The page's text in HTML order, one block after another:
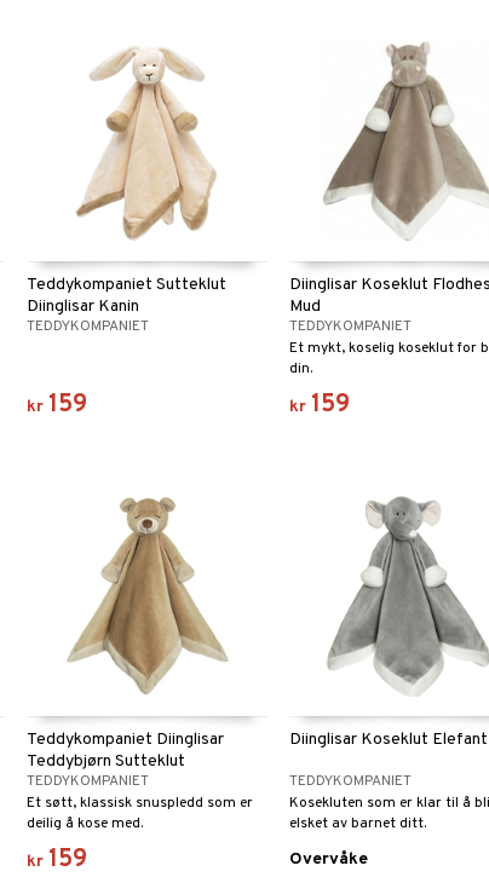
Teddykompaniet Sutteklut
Diinglisar Kanin
TEDDYKOMPANIET
kr 159
Diinglisar Koseklut
Mud
TEDDYKOMPANIET
Et mykt, koselig koseklut for
din.
kr 159
Teddykompaniet Diinglisar
Teddybjørn Sutteklut
TEDDYKOMPANIET
Et søtt, klassisk snuspledd som er
deilig å kose med.
kr 159
Diinglisar Koseklut Elefant
TEDDYKOMPANIET
Kosekluten som er klar til å bli
elsket av barnet ditt.
Overvåke